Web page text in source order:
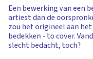
Een bewerking van een
artiest dan de
zou het origineel aan
bedekken - to cover.
slecht bedacht, toch?